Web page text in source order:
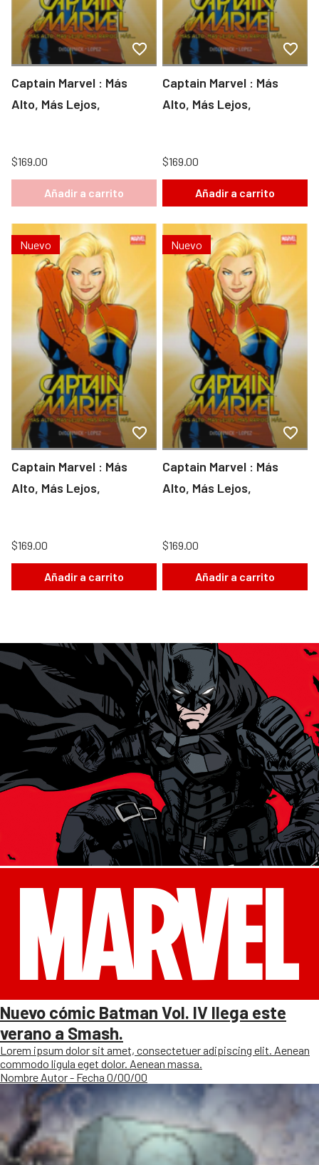
Captain Marvel : Más
Alto, Más Lejos,
$169.00
Añadir a carrito
Captain Marvel : Más
Alto, Más Lejos,
$169.00
Añadir a carrito
Nuevo
Captain Marvel : Más
Alto, Más Lejos,
$169.00
Añadir a carrito
Nuevo
Captain Marvel : Más
Alto, Más Lejos,
$169.00
Añadir a carrito
Nuevo cómic Batman Vol. IV llega este
verano a Smash.
Lorem ipsum dolor sit amet, consectetuer adipiscing elit. Aenean
commodo ligula eget dolor. Aenean massa.
Nombre Autor - Fecha 0/00/00